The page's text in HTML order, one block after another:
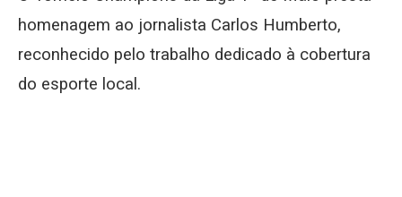
homenagem ao jornalista Carlos Humberto,
reconhecido pelo trabalho dedicado à cobertura
do esporte local.